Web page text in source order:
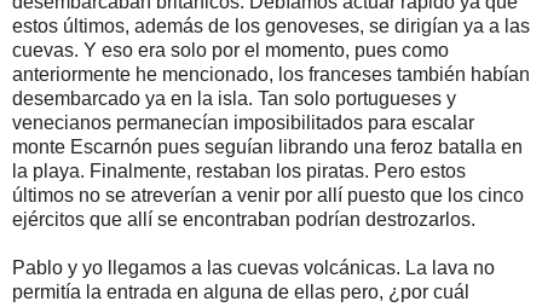
estos últimos, además de los genoveses, se dirigían ya a las
cuevas. Y eso era solo por el momento, pues como
anteriormente he mencionado, los franceses también habían
desembarcado ya en la isla. Tan solo portugueses y
venecianos permanecían imposibilitados para escalar
monte Escarnón pues seguían librando una feroz batalla en
la playa. Finalmente, restaban los piratas. Pero estos
últimos no se atreverían a venir por allí puesto que los cinco
ejércitos que allí se encontraban podrían destrozarlos.
Pablo y yo llegamos a las cuevas volcánicas. La lava no
permitía la entrada en alguna de ellas pero, ¿por cuál